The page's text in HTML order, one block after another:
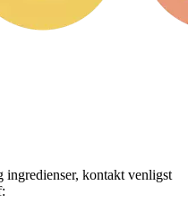
kontakt venligst